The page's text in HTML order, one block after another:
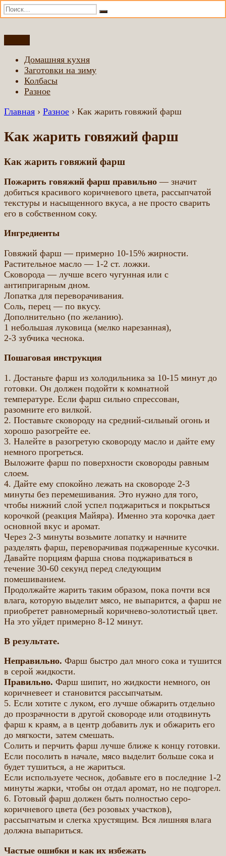
Искать:
Поиск
содержимому
Домашняя еда всем
Еда приготовленная по домашним рецептам
Домашняя кухня
Заготовки на зиму
Колбасы
Разное
Главная › Разное › Как жарить говяжий фарш
Как жарить говяжий фарш
Как жарить говяжий фарш
Пожарить говяжий фарш правильно — значит
добиться красивого коричневого цвета, рассыпчатой
текстуры и насыщенного вкуса, а не просто сварить
его в собственном соку.
Ингредиенты
Говяжий фарш — примерно 10-15% жирности.
Растительное масло — 1-2 ст. ложки.
Сковорода — лучше всего чугунная или с
антипригарным дном.
Лопатка для переворачивания.
Соль, перец — по вкусу.
Дополнительно (по желанию).
1 небольшая луковица (мелко нарезанная),
2-3 зубчика чеснока.
Пошаговая инструкция
1. Достаньте фарш из холодильника за 10-15 минут до
готовки. Он должен подойти к комнатной
температуре. Если фарш сильно спрессован,
разомните его вилкой.
2. Поставьте сковороду на средний-сильный огонь и
хорошо разогрейте ее.
3. Налейте в разогретую сковороду масло и дайте ему
немного прогреться.
Выложите фарш по поверхности сковороды равным
слоем.
4. Дайте ему спокойно лежать на сковороде 2-3
минуты без перемешивания. Это нужно для того,
чтобы нижний слой успел поджариться и покрыться
корочкой (реакция Майяра). Именно эта корочка дает
основной вкус и аромат.
Через 2-3 минуты возьмите лопатку и начните
разделять фарш, переворачивая поджаренные кусочки.
Давайте порциям фарша снова поджариваться в
течение 30-60 секунд перед следующим
помешиванием.
Продолжайте жарить таким образом, пока почти вся
влага, которую выделит мясо, не выпарится, а фарш не
приобретет равномерный коричнево-золотистый цвет.
На это уйдет примерно 8-12 минут.
В результате.
Неправильно. Фарш быстро дал много сока и тушится
в серой жидкости.
Правильно. Фарш шипит, но жидкости немного, он
коричневеет и становится рассыпчатым.
5. Если хотите с луком, его лучше обжарить отдельно
до прозрачности в другой сковороде или отодвинуть
фарш к краям, а в центр добавить лук и обжарить его
до мягкости, затем смешать.
Солить и перчить фарш лучше ближе к концу готовки.
Если посолить в начале, мясо выделит больше сока и
будет тушиться, а не жариться.
Если используете чеснок, добавьте его в последние 1-2
минуты жарки, чтобы он отдал аромат, но не подгорел.
6. Готовый фарш должен быть полностью серо-
коричневого цвета (без розовых участков),
рассыпчатым и слегка хрустящим. Вся лишняя влага
должна выпариться.
Частые ошибки и как их избежать